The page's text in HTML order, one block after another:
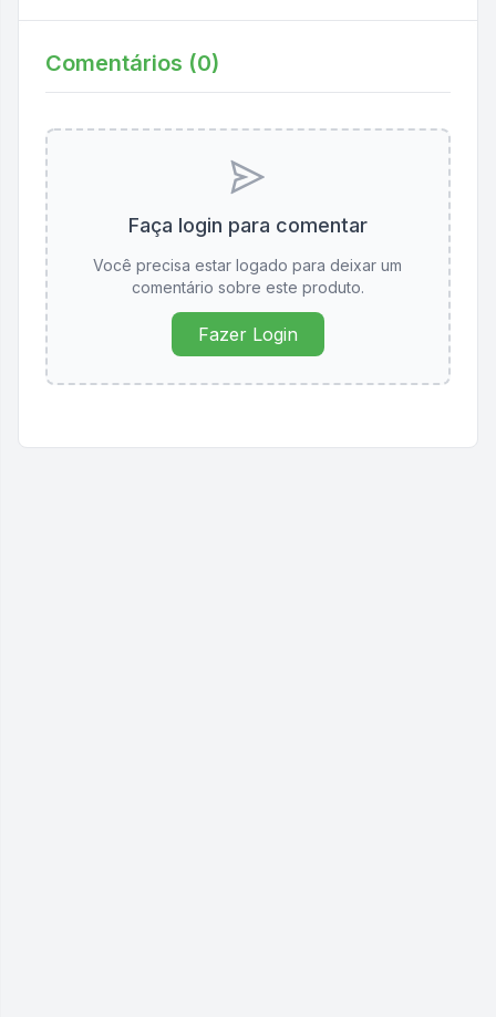
Comentários (0)
Faça login para comentar
Você precisa estar logado para deixar um
comentário sobre este produto.
Fazer Login